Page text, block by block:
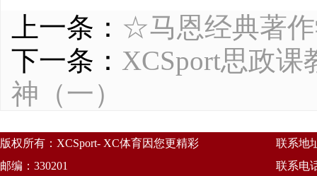
上一条： ☆马恩经典著
下一条： XCSport思政
神（一）
版权所有：XCSport- XC体育因您更精彩
联系地
邮编：330201
联系电